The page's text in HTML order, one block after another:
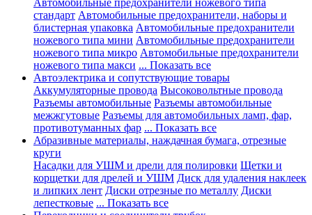
Автомобильные предохранители ножевого типа
стандарт Автомобильные предохранители, наборы и
блистерная упаковка Автомобильные предохранители
ножевого типа мини Автомобильные предохранители
ножевого типа микро Автомобильные предохранители
ножевого типа макси ... Показать все
Автоэлектрика и сопутствующие товары
Аккумуляторные провода Высоковольтные провода
Разъемы автомобильные Разъемы автомобильные
межжгутовые Разъемы для автомобильных ламп, фар,
противотуманных фар ... Показать все
Абразивные материалы, наждачная бумага, отрезные
круги
Насадки для УШМ и дрели для полировки Щетки и
корщетки для дрелей и УШМ Диск для удаления наклеек
и липких лент Диски отрезные по металлу Диски
лепестковые ... Показать все